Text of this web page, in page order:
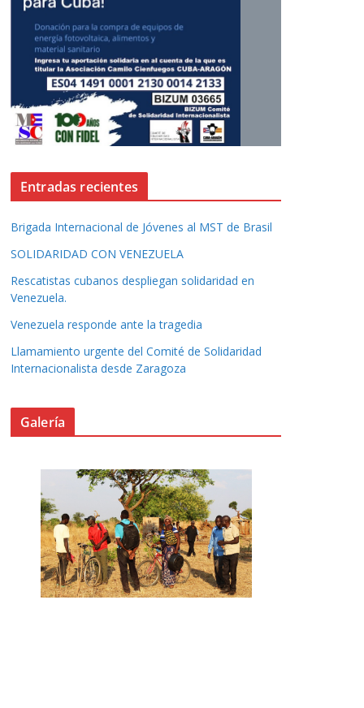
Entradas recientes
Brigada Internacional de Jóvenes al MST de Brasil
SOLIDARIDAD CON VENEZUELA
Rescatistas cubanos despliegan solidaridad en
Venezuela.
Venezuela responde ante la tragedia
Llamamiento urgente del Comité de Solidaridad
Internacionalista desde Zaragoza
Galería